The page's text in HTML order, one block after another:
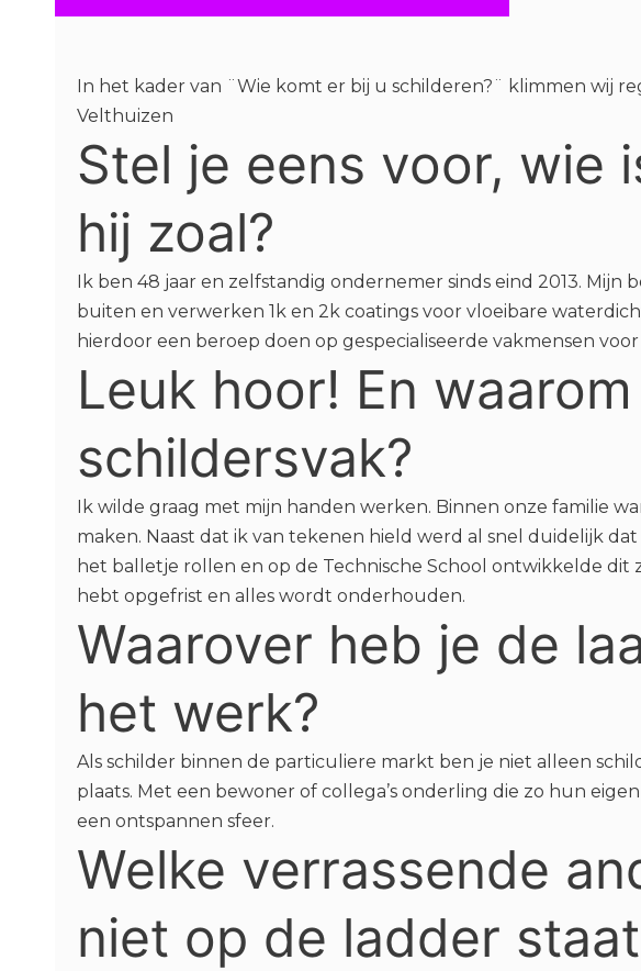
In het kader van ¨Wie komt er bij u schilderen?¨ klimmen wij
Velthuizen
Stel je eens voor, wie
hij zoal?
Ik ben 48 jaar en zelfstandig ondernemer sinds eind 2013.
buiten en verwerken 1k en 2k coatings voor vloeibare
hierdoor een beroep doen op gespecialiseerde vakmensen
Leuk hoor! En
schildersvak?
Ik wilde graag met mijn handen werken. Binnen onze familie
maken. Naast dat ik van tekenen hield werd al snel duidelijk
het balletje rollen en op de Technische School ontwikkelde
hebt opgefrist en alles wordt onderhouden.
Waarover heb je de
het werk?
Als schilder binnen de particuliere markt ben je niet alleen
plaats. Met een bewoner of collega’s onderling die zo hun
een ontspannen sfeer.
Welke verrassende
niet op de ladder